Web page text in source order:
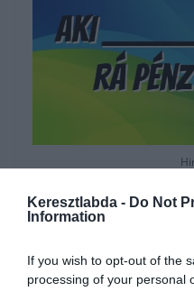
Keresztlabda - Do Not
Information
If you wish to opt-out of the
processing of your personal